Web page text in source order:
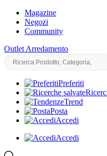
Magazine
Negozi
Community
Outlet Arredamento
Preferiti
Trend
Posta
Accedi
Accedi